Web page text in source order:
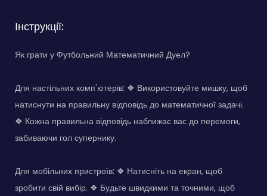
Інструкції:
Як грати у Футбольний Математичний Дуел?
Для настільних комп'ютерів: ❖ Використовуйте мишку, щоб
натиснути на правильну відповідь до математичної задачі.
❖ Кожна правильна відповідь наближає вас до перемоги,
забиваючи гол супернику.
Для мобільних пристроїв: ❖ Натисніть на екран, щоб
зробити свій вибір. ❖ Будьте швидкими та точними, щоб